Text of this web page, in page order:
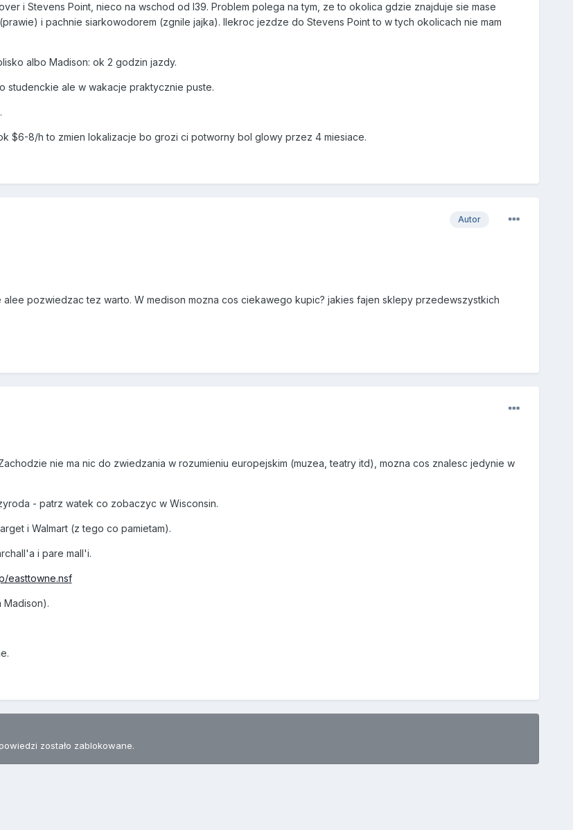
i Stevens Point, nieco na wschod od I39. Problem polega na tym, ze to okolica gdzie znajduje sie mase
i pachnie siarkowodorem (zgnile jajka). Ilekroc jezdze do Stevens Point to w tych okolicach nie mam
albo Madison: ok 2 godzin jazdy.
studenckie ale w wakacje praktycznie puste.
$6-8/h to zmien lokalizacje bo grozi ci potworny bol glowy przez 4 miesiace.
Autor
pozwiedzac tez warto. W medison mozna cos ciekawego kupic? jakies fajen sklepy przedewszystkich
nie ma nic do zwiedzania w rozumieniu europejskim (muzea, teatry itd), mozna cos znalesc jedynie w
- patrz watek co zobaczyc w Wisconsin.
i Walmart (z tego co pamietam).
i pare mall'i.
easttowne.nsf
zostało zablokowane.